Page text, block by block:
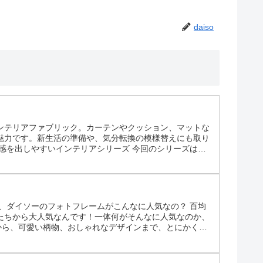
daiso
リアファブリック。カーテンやクッション、マットな
です。新生活の準備や、気分転換の模様替えにも取り
出しやすいインテリアシリーズ 今回のシリーズは、
イソーのフォトフレームがこんなに人気なの？ 百均
から大人気なんです！一体何がそんなに人気なのか、
、可愛い柄物、おしゃれなデザインまで、とにかく種